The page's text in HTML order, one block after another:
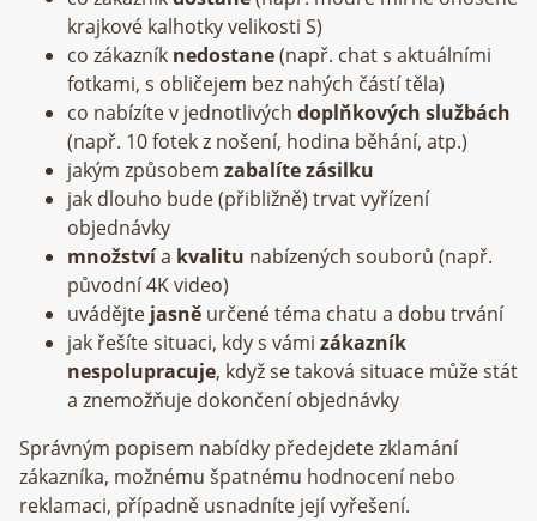
krajkové kalhotky velikosti S)
co zákazník nedostane(např. chat s aktuálními
fotkami, s obličejem bez nahých částí těla)
co nabízíte v jednotlivých doplňkových službách
(např. 10 fotek z nošení, hodina běhání, atp.)
jakým způsobem zabalíte zásilku
jak dlouho bude (přibližně) trvat vyřízení
objednávky
množstvía kvalitu nabízených souborů (např.
původní 4K video)
uvádějte jasně určené téma chatu a dobu trvání
jak řešíte situaci, kdy s vámi zákazník
nespolupracuje, když se taková situace může stát
a znemožňuje dokončení objednávky
Správným popisem nabídky předejdete zklamání
zákazníka, možnému špatnému hodnocení nebo
reklamaci, případně usnadníte její vyřešení.